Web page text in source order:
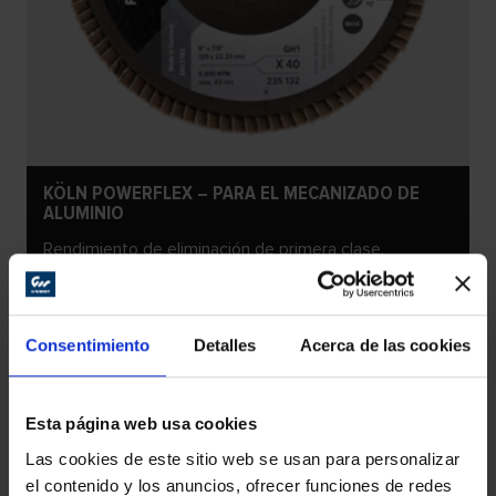
Consentimiento Detalles Acerca de las cookies
Esta página web usa cookies
Las cookies de este sitio web se usan para personalizar
el contenido y los anuncios, ofrecer funciones de redes
KÖLN POWERFLEX – PARA EL MECANIZADO DE
ALUMINIO
Rendimiento de eliminación de primera clase.
Excelente vida útil. Trabajo cómodo y seguro.